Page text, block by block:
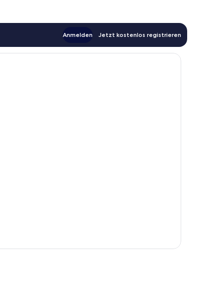
Anmelden Jetzt kostenlos registrieren